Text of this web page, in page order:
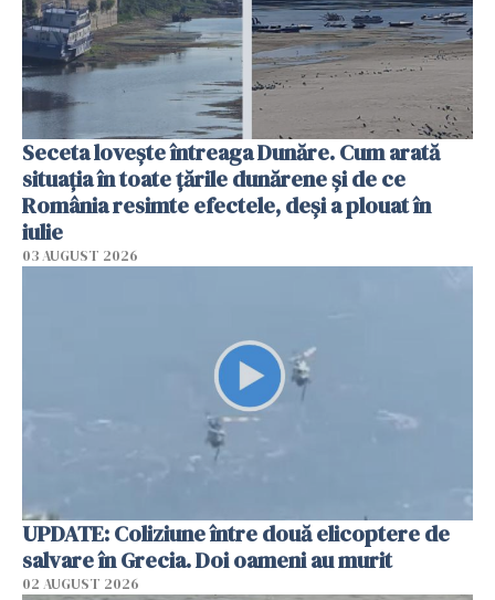
Seceta lovește întreaga Dunăre. Cum arată
situația în toate țările dunărene și de ce
România resimte efectele, deși a plouat în
iulie
03 AUGUST 2026
UPDATE: Coliziune între două elicoptere de
salvare în Grecia. Doi oameni au murit
02 AUGUST 2026